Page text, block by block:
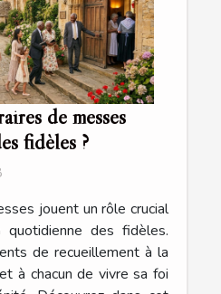
de messes
fidèles ?
jouent un rôle crucial
quotidienne des fidèles.
de recueillement à la
à chacun de vivre sa foi